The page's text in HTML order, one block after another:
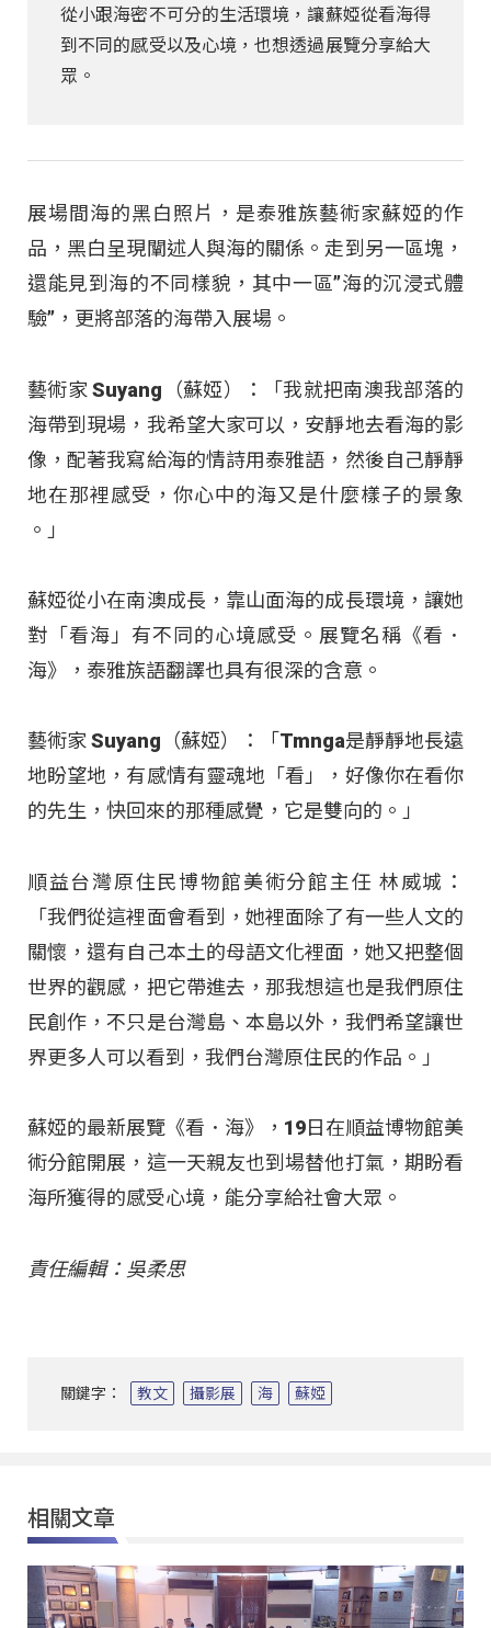
從小跟海密不可分的生活環境，讓蘇婭從看海得
到不同的感受以及心境，也想透過展覽分享給大
眾。
展場間海的黑白照片，是泰雅族藝術家蘇婭的作
品，黑白呈現闡述人與海的關係。走到另一區塊，
還能見到海的不同樣貌，其中一區”海的沉浸式體
驗”，更將部落的海帶入展場。
藝術家 Suyang（蘇婭）：「我就把南澳我部落的
海帶到現場，我希望大家可以，安靜地去看海的影
像，配著我寫給海的情詩用泰雅語，然後自己靜靜
地在那裡感受，你心中的海又是什麼樣子的景象
。」
蘇婭從小在南澳成長，靠山面海的成長環境，讓她
對「看海」有不同的心境感受。展覽名稱《看．
海》，泰雅族語翻譯也具有很深的含意。
藝術家 Suyang（蘇婭）：「Tmnga是靜靜地長遠
地盼望地，有感情有靈魂地「看」，好像你在看你
的先生，快回來的那種感覺，它是雙向的。」
順益台灣原住民博物館美術分館主任 林威城：
「我們從這裡面會看到，她裡面除了有一些人文的
關懷，還有自己本土的母語文化裡面，她又把整個
世界的觀感，把它帶進去，那我想這也是我們原住
民創作，不只是台灣島、本島以外，我們希望讓世
界更多人可以看到，我們台灣原住民的作品。」
蘇婭的最新展覽《看．海》，19日在順益博物館美
術分館開展，這一天親友也到場替他打氣，期盼看
海所獲得的感受心境，能分享給社會大眾。
責任編輯：吳柔思
關鍵字： 教文 攝影展 海 蘇婭
相關文章